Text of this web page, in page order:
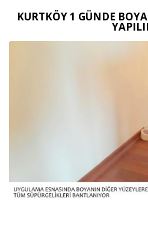
KURTKÖY 1 GÜNDE